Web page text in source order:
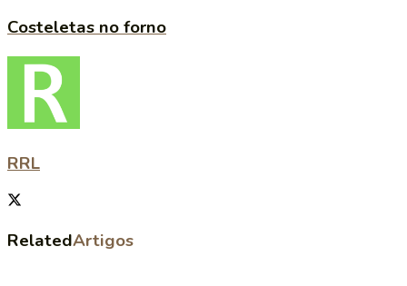
Costeletas no forno
RRL
RelatedArtigos